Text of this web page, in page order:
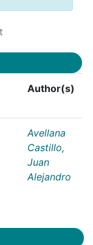
Author(s)
Avellana
Castillo,
Juan
Alejandro